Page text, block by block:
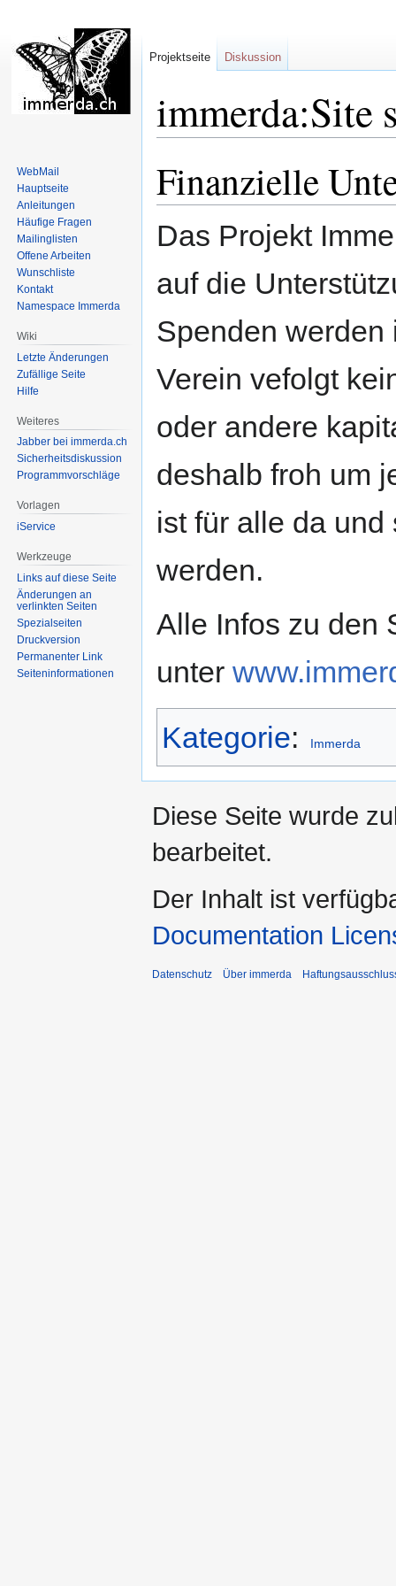
immerda:Site
Navigation
springen
Suche
springen
Finanzielle
Das Projekt
auf die
Spenden werden
Verein vefolgt
oder andere
deshalb froh um
ist für alle da
werden.
Alle Infos zu den
unter
Kategorie: Immerda
Projektseite Diskussion
WebMail
Hauptseite
Anleitungen
Häufige Fragen
Mailinglisten
Offene Arbeiten
Wunschliste
Kontakt
Namespace Immerda
Wiki
Letzte Änderungen
Zufällige Seite
Hilfe
Weiteres
Jabber bei immerda.ch
Sicherheitsdiskussion
Programmvorschläge
Vorlagen
iService
Werkzeuge
Links auf diese Seite
Änderungen an
verlinkten Seiten
Spezialseiten
Druckversion
Permanenter Link
Seiten­informationen
Diese Seite wurde
bearbeitet.
Der Inhalt ist
Documentation
Datenschutz Über immerda